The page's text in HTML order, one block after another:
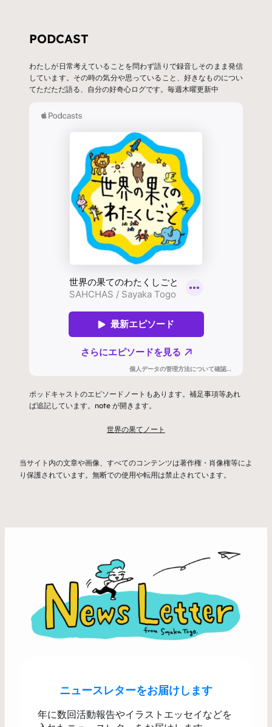
PODCAST
わたしが日常考えていることを問わず語りで録音しそのまま発信
しています。その時の気分や思っていること、好きなものについ
てただただ語る、自分の好奇心ログです。毎週木曜更新中
ポッドキャストのエピソードノートもあります。補足事項等あれ
ば追記しています。note が開きます。
世界の果てノート
当サイト内の文章や画像、すべてのコンテンツは著作権・肖像権等によ
り保護されています。無断での使用や転用は禁止されています。
ニュースレターをお届けします
年に数回活動報告やイラストエッセイなどを